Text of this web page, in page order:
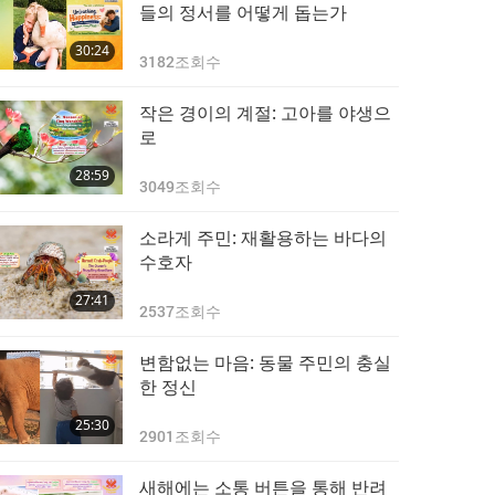
24:44
가슴 따뜻한 동물 주민
25:09
30:24
들의 정서를 어떻게 돕는가
3182조회수
28:59
작은 경이의 계절: 고아를 야생으
로
3049조회수
27:41
소라게 주민: 재활용하는 바다의
수호자
2537조회수
25:30
변함없는 마음: 동물 주민의 충실
한 정신
2901 조회수
새해에는 소통 버튼을 통해 반려